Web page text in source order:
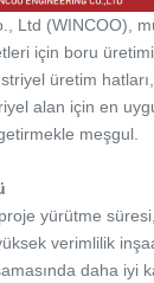
Ltd (WINCOO),
için boru
üretim
alan için en
meşgul.
yürütme
verimlilik
daha iyi